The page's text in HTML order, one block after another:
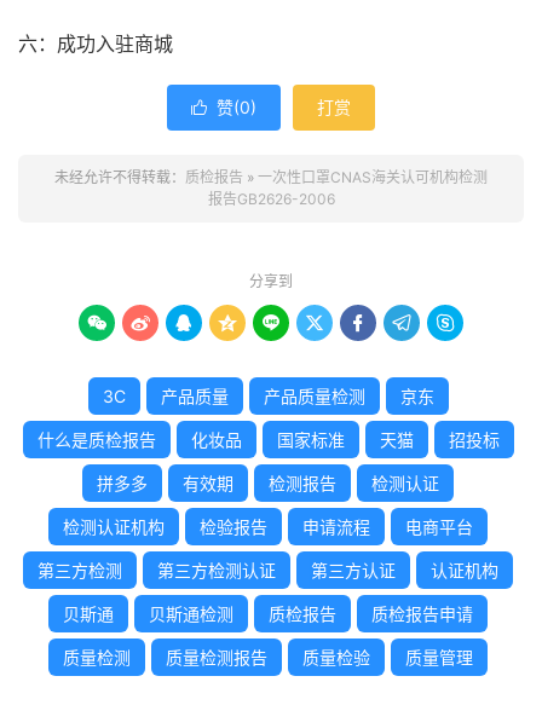
六：成功入驻商城
 赞(0) 打赏
未经允许不得转载： 质检报告 » 一次性口罩CNAS海关认可机构检测
报告GB2626-2006
分享到
        
3C 产品质量 产品质量检测 京东
什么是质检报告 化妆品 国家标准 天猫 招投标
拼多多 有效期 检测报告 检测认证
检测认证机构 检验报告 申请流程 电商平台
第三方检测 第三方检测认证 第三方认证 认证机构
贝斯通 贝斯通检测 质检报告 质检报告申请
质量检测 质量检测报告 质量检验 质量管理